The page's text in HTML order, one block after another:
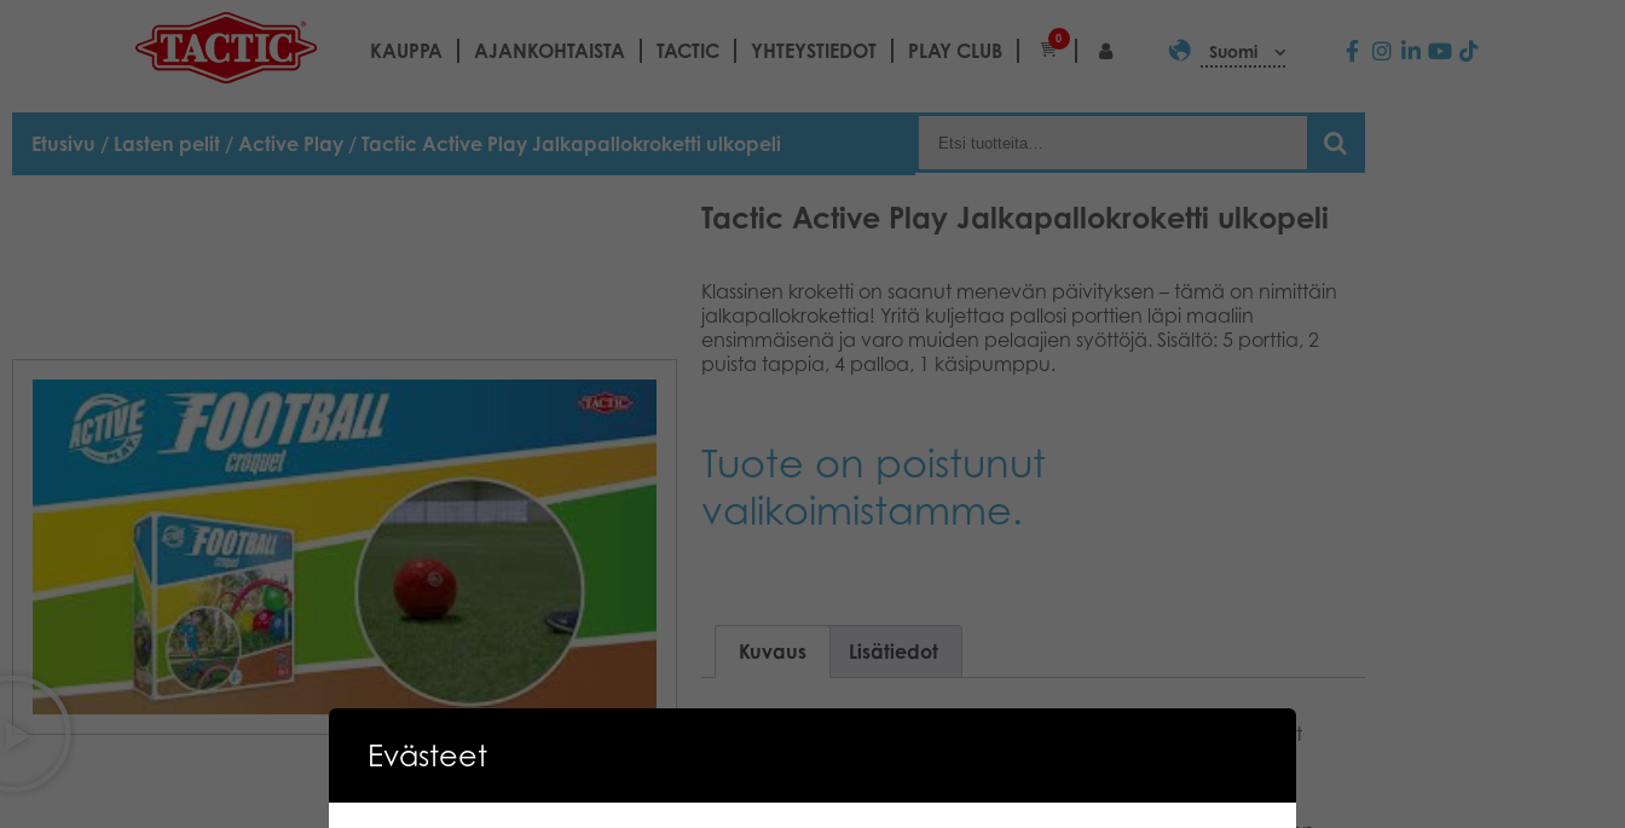
KAUPPA AJANKOHTAISTA TACTIC YHTEYSTIEDOT PLAY CLUB
0
Suomi
Etusivu / Lasten pelit / Active Play / Tactic Active Play Jalkapallokroketti ulkopeli
Tactic Active Play Jalkapallokroketti ulkopeli
Klassinen kroketti on saanut menevän päivityksen – tämä on nimittäin
jalkapallokrokettia! Yritä kuljettaa pallosi porttien läpi maaliin
ensimmäisenä ja varo muiden pelaajien syöttöjä. Sisältö: 5 porttia, 2
puista tappia, 4 palloa, 1 käsipumppu.
Tuote on poistunut
valikoimistamme.
Kuvaus Lisätiedot
Active Play -pelit ja leikit ovat loistava tapa saada kaikenikäiset
hyvinvoinnille. Se parantaa jaksamista sekä keskittymis- ja
Evästeet